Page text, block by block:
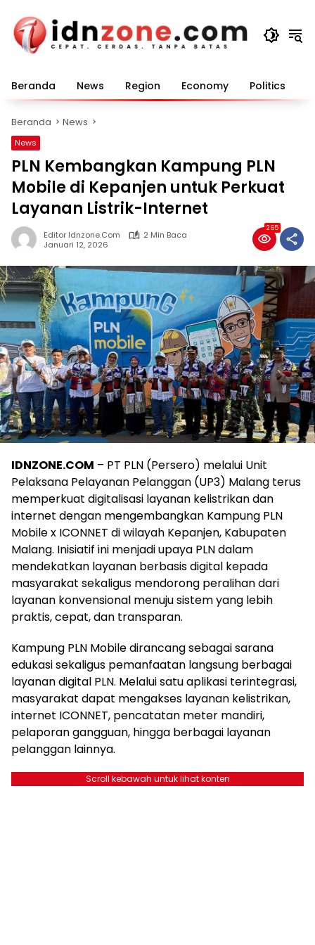
konten
Beranda News Region Economy Politics
Beranda News
News
PLN Kembangkan Kampung PLN
Mobile di Kepanjen untuk Perkuat
Layanan Listrik-Internet
Editor Idnzone.com
2 Min Baca
Januari 12, 2026
265
IDNZONE.COM – PT PLN (Persero) melalui Unit
Pelaksana Pelayanan Pelanggan (UP3) Malang terus
memperkuat digitalisasi layanan kelistrikan dan
internet dengan mengembangkan Kampung PLN
Mobile x ICONNET di wilayah Kepanjen, Kabupaten
Malang. Inisiatif ini menjadi upaya PLN dalam
mendekatkan layanan berbasis digital kepada
masyarakat sekaligus mendorong peralihan dari
layanan konvensional menuju sistem yang lebih
praktis, cepat, dan transparan.
Kampung PLN Mobile dirancang sebagai sarana
edukasi sekaligus pemanfaatan langsung berbagai
layanan digital PLN. Melalui satu aplikasi terintegrasi,
masyarakat dapat mengakses layanan kelistrikan,
internet ICONNET, pencatatan meter mandiri,
pelaporan gangguan, hingga berbagai layanan
pelanggan lainnya.
Scroll kebawah untuk lihat konten